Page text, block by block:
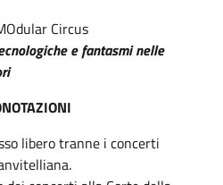
Circus
e fantasmi nelle
libero tranne i concerti